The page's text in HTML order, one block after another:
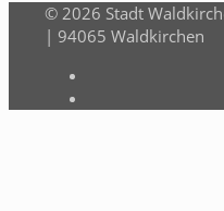
© 2026 Stadt
| 94065 Waldkirchen